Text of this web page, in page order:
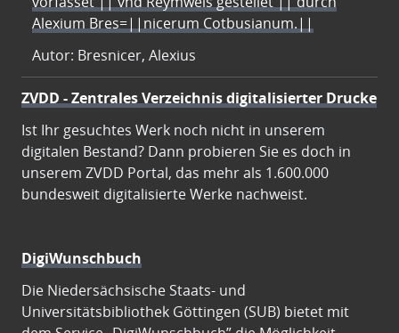
Alexium Bres=||nicerum Cotbusianum.||
Autor: Bresnicer, Alexius
ZVDD - Zentrales Verzeichnis digitalisierter Drucke
Ist Ihr gesuchtes Werk noch nicht in unserem
digitalen Bestand? Dann probieren Sie es doch in
unserem ZVDD Portal, das mehr als 1.600.000
bundesweit digitalisierte Werke nachweist.
DigiWunschbuch
Die Niedersächsische Staats- und
Universitätsbibliothek Göttingen (SUB) bietet mit